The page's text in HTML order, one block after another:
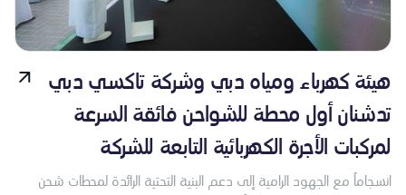
هيئة كهرباء ومياه دبي وشركة تاكسي دبي
تدشنان أول محطة للشواحن فائقة السرعة
لمركبات الأجرة الكهربائية التابعة للشركة
انسجاماً مع الجهود الرامية إلى دعم البنية التحتية الرائدة لمحطات شحن